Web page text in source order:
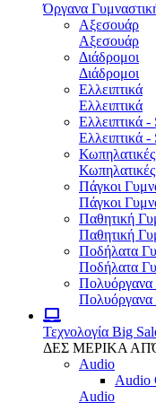
Όργανα
Αξεσουάρ
Αξεσουάρ
Διάδρομοι
Διάδρομοι
Ελλειπτικά
Ελλειπτικά
Ελλειπτικά -
Ελλειπτικά -
Κωπηλατικές
Κωπηλατικές
Πάγκοι
Πάγκοι
Παθητική
Παθητική
Ποδήλατα
Ποδήλατα
Πολυόργανα
Πολυόργανα
Τεχνολογία Big
ΔΕΣ ΜΕΡΙΚΑ
Audio
Audio
Audio